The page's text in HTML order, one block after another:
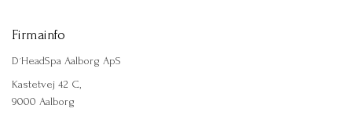
Firmainfo
D´HeadSpa Aalborg ApS
Kastetvej 42 C,
9000 Aalborg